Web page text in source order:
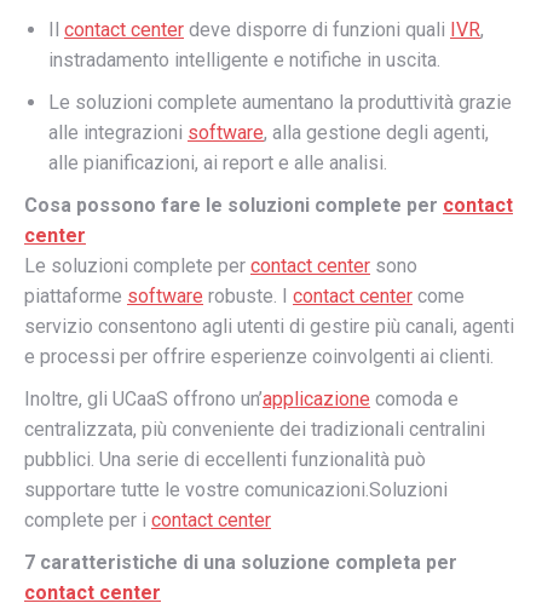
Il contact center deve disporre di funzioni quali IVR,
instradamento intelligente e notifiche in uscita.
Le soluzioni complete aumentano la produttività grazie
alle integrazioni software, alla gestione degli agenti,
alle pianificazioni, ai report e alle analisi.
Cosa possono fare le soluzioni complete per contact
center
Le soluzioni complete per contact center sono
piattaforme software robuste. I contact center come
servizio consentono agli utenti di gestire più canali, agenti
e processi per offrire esperienze coinvolgenti ai clienti.
Inoltre, gli UCaaS offrono un’applicazione comoda e
centralizzata, più conveniente dei tradizionali centralini
pubblici. Una serie di eccellenti funzionalità può
supportare tutte le vostre comunicazioni.Soluzioni
complete per i contact center
7 caratteristiche di una soluzione completa per
contact center